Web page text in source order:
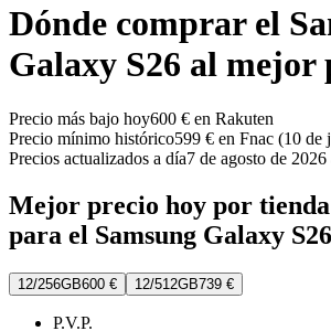
Dónde comprar el
Galaxy S26 al mejor
Precio más bajo hoy600 € en Rakuten
Precio mínimo histórico599 € en Fnac (10 de
Precios actualizados a día7 de agosto de
Mejor precio hoy por
para el Samsung Galaxy S26
12/256GB600 € 12/512GB739 €
P.V.P.